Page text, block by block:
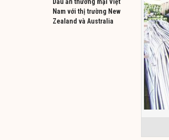
Nam với thị trường New
Zealand và Australia